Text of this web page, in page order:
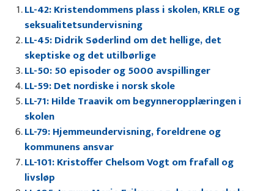
LL-42: Kristendommens plass i skolen, KRLE og
seksualitetsundervisning
LL-45: Didrik Søderlind om det hellige, det
skeptiske og det utilbørlige
LL-50: 50 episoder og 5000 avspillinger
LL-59: Det nordiske i norsk skole
LL-71: Hilde Traavik om begynneropplæringen i
skolen
LL-79: Hjemmeundervisning, foreldrene og
kommunens ansvar
LL-101: Kristoffer Chelsom Vogt om frafall og
livsløp